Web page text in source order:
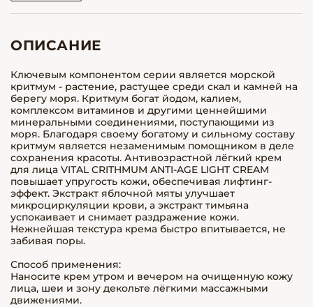
ОПИСАНИЕ
Ключевым компонентом серии является морской
критмум - растение, растущее среди скал и камней на
берегу моря. Критмум богат йодом, калием,
комплексом витаминов и другими ценнейшими
минеральными соединениями, поступающими из
моря. Благодаря своему богатому и сильному составу
критмум является незаменимым помощником в деле
сохранения красоты. Антивозрастной лёгкий крем
для лица VITAL CRITHMUM ANTI-AGE LIGHT CREAM
повышает упругость кожи, обеспечивая лифтинг-
эффект. Экстракт яблочной мяты улучшает
микроциркуляции крови, а экстракт тимьяна
успокаивает и снимает раздражение кожи.
Нежнейшая текстура крема быстро впитывается, не
забивая поры.
Способ применения:
Наносите крем утром и вечером на очищенную кожу
лица, шеи и зону декольте лёгкими массажными
движениями.